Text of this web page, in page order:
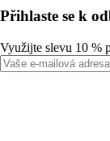
Přihlaste se k
Využijte slevu 10 %